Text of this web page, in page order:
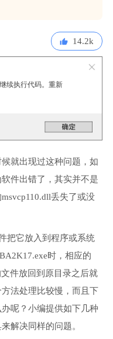
14.2k
续执行代码。重新
就出现过这种问题，如
件出错了，其实并不是
丢失了或没
把它放入到程序或系统
时，相应的
件放回到原目录之后就
法处理比较慢，而且下
呢？小编提供如下几种
解决同样的问题。